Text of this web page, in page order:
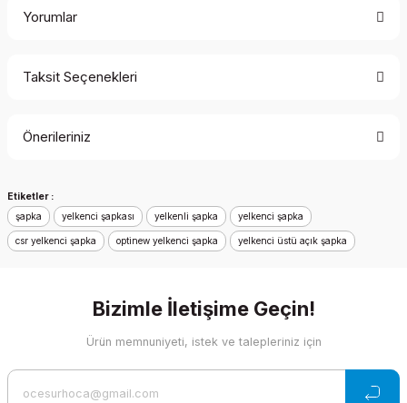
Yorumlar
Taksit Seçenekleri
Önerileriniz
konularda yetersiz gördüğünüz noktaları öneri formunu
kullanarak tarafımıza iletebilirsiniz.
Görüş ve önerileriniz için teşekkür ederiz.
Ürün açıklamasında eksik bilgiler bulunuyor.
Ürün bilgilerinde hatalar bulunuyor.
Etiketler :
şapka
yelkenci şapkası yelkenli şapka yelkenci şapka
csr yelkenci şapka optinew yelkenci şapka yelkenci üstü açık şapka
Bizimle İletişime Geçin!
Ürün memnuniyeti, istek ve talepleriniz için